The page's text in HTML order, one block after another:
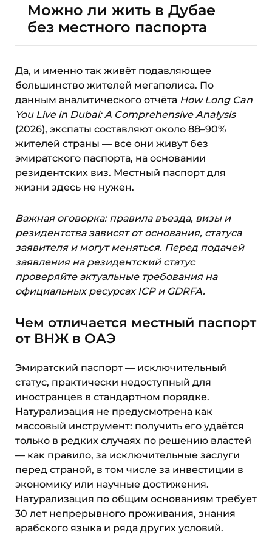
Можно ли жить в Дубае
без местного паспорта
Да, и именно так живёт подавляющее
большинство жителей мегаполиса. По
данным аналитического отчёта How Long Can
You Live in Dubai: A Comprehensive Analysis
(2026), экспаты составляют около 88–90%
жителей страны — все они живут без
эмиратского паспорта, на основании
резидентских виз. Местный паспорт для
жизни здесь не нужен.
Важная оговорка: правила въезда, визы и
резидентства зависят от основания, статуса
заявителя и могут меняться. Перед подачей
заявления на резидентский статус
проверяйте актуальные требования на
официальных ресурсах ICP и GDRFA.
Чем отличается местный паспорт
от ВНЖ в ОАЭ
Эмиратский паспорт — исключительный
статус, практически недоступный для
иностранцев в стандартном порядке.
Натурализация не предусмотрена как
массовый инструмент: получить его удаётся
только в редких случаях по решению властей
— как правило, за исключительные заслуги
перед страной, в том числе за инвестиции в
экономику или научные достижения.
Натурализация по общим основаниям требует
30 лет непрерывного проживания, знания
арабского языка и ряда других условий.